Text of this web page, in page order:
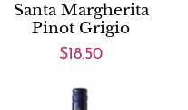
Santa Margherita
Pinot Grigio
$18.50